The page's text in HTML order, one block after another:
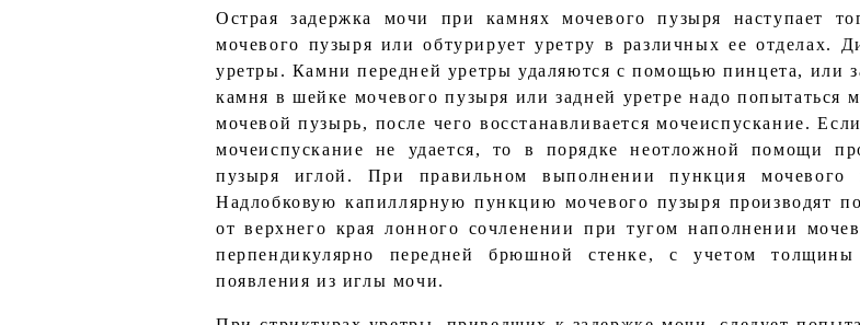
Острая задержка мочи при камнях мочевого пузыря наступает
мочевого пузыря или обтурирует уретру в различных ее отделах.
уретры. Камни передней уретры удаляются с помощью пинцета, или
камня в шейке мочевого пузыря или задней уретре надо попытаться
мочевой пузырь, после чего восстанавливается мочеиспускание.
мочеиспускание не удается, то в порядке неотложной помощи
пузыря иглой. При правильном выполнении пункция мочевого
Надлобковую капиллярную пункцию мочевого пузыря производят
от верхнего края лонного сочленении при тугом наполнении
перпендикулярно передней брюшной стенке, с учетом
появления из иглы мочи.